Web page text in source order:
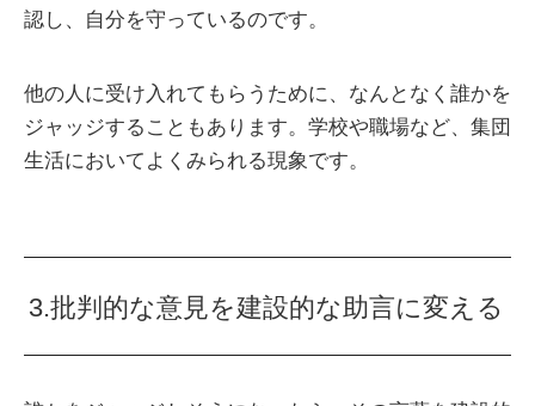
認し、自分を守っているのです。
他の人に受け入れてもらうために、なんとなく誰かを
ジャッジすることもあります。学校や職場など、集団
生活においてよくみられる現象です。
3.批判的な意見を建設的な助言に変える